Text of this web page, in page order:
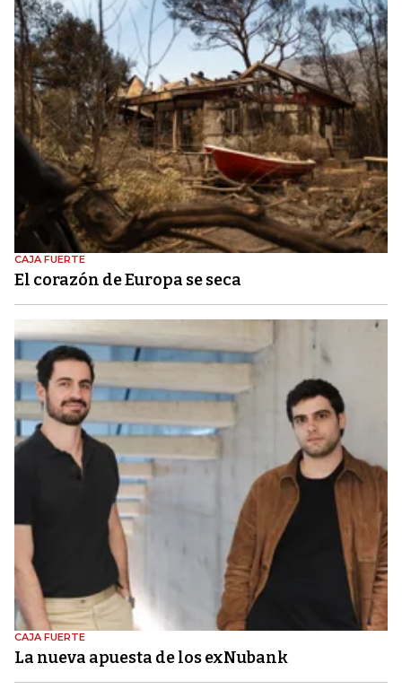
CAJA FUERTE
El corazón de Europa se seca
CAJA FUERTE
La nueva apuesta de los exNubank